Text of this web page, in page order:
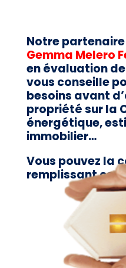
Notre
Gemma Melero
en évaluation
vous conseille
besoins avant
propriété sur la
énergétique,
immobilier…
Vous pouvez la
remplissant ce